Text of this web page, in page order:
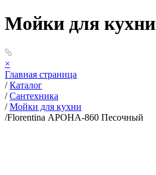
Мойки для кухни
×
Главная страница
/ Каталог
/ Сантехника
/ Мойки для кухни
/Florentina АРОНА-860 Песочный